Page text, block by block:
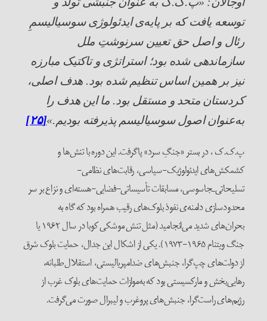
توسعه یافت که بر پایه‌ی ایدئولوژی سوسیالیسمِ
رئال و اصل حق تعیین سرنوشتِ ملل
سازماندهی شده بود؛ استراتژی و تاکتیک مبارزه
نیز بر همین اساس تنظیم شده بود. هدف اصلی،
کردستان متحد و مستقل بود. ما این هدف را
به‌عنوان اصول سوسیالیسم پذیرفته بودیم.»[۲۵]
پ.ک.ک ، در بستر «جنگِ سرد» پاگرفت. این دوره با تنش‌ها و
کشمکش‌های ایدئولوژیک‌‌-‌سیاسی، رقابت‌های نظامی-
تسلیحاتی‌ـجاسوسی، مسابقات تأسیساتی-فضایی-هسته‌ای و نزاع بر سر
محدودسازی دامنه‌ی نفوذ بلوک‌های رقیب همراه بود که گاه به
بحران‌های شدید می‌انجامید (مثل تنش موشکی کوبا در سال ۱۹۶۲ یا
جنگ ویتنام ۱۹۶۵-۱۹۷۳). یکی از اشکال این جدال، حمایت بلوک شرق
از دولت‌های چپ‌گرا، جنبش‌های ضدامپریالیستی، استقلال‌طلبانه،
رهایی‌بخش و مارکسیستی بود که به‌موازات حمایت‌های بلوک غرب از
رژیم‌های راست‌گرا، جنبش‌های پروغرب و لیبرال صورت می‌گرفت.